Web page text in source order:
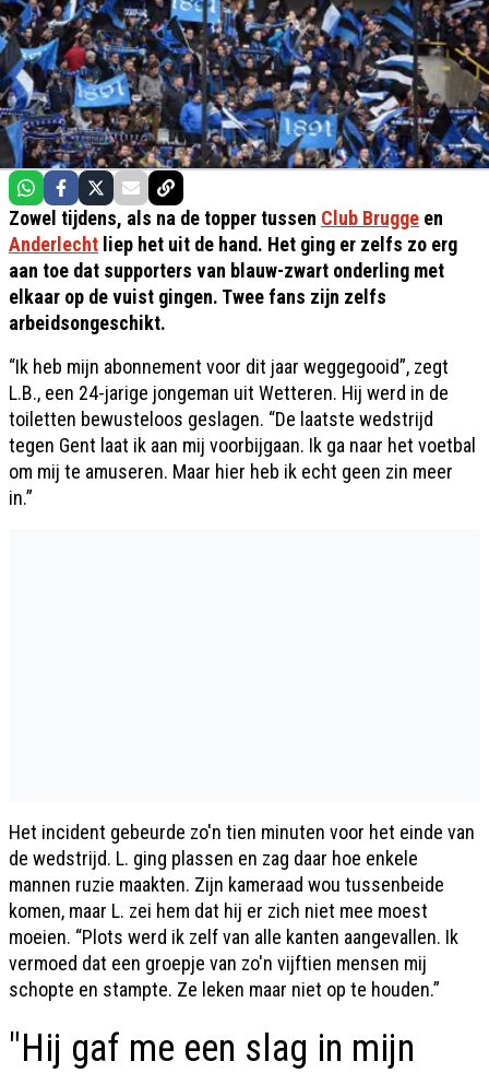
Zowel tijdens, als na de topper tussen Club Brugge en
Anderlecht liep het uit de hand. Het ging er zelfs zo erg
aan toe dat supporters van blauw-zwart onderling met
elkaar op de vuist gingen. Twee fans zijn zelfs
arbeidsongeschikt.
“Ik heb mijn abonnement voor dit jaar weggegooid”, zegt
L.B., een 24-jarige jongeman uit Wetteren. Hij werd in de
toiletten bewusteloos geslagen. “De laatste wedstrijd
tegen Gent laat ik aan mij voorbijgaan. Ik ga naar het voetbal
om mij te amuseren. Maar hier heb ik echt geen zin meer
in.”
Het incident gebeurde zo'n tien minuten voor het einde van
de wedstrijd. L. ging plassen en zag daar hoe enkele
mannen ruzie maakten. Zijn kameraad wou tussenbeide
komen, maar L. zei hem dat hij er zich niet mee moest
moeien. “Plots werd ik zelf van alle kanten aangevallen. Ik
vermoed dat een groepje van zo'n vijftien mensen mij
schopte en stampte. Ze leken maar niet op te houden.”
"Hij gaf me een slag in mijn